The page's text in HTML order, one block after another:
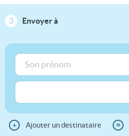
3 Envoyer à
+ Ajouter un destinataire ≡